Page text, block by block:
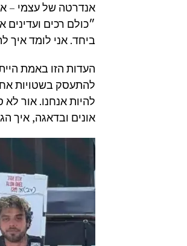
אנדרטה של עצמי –
״כולם רכים ועדינים
ביחד. אני לומד איך
העדות הזו באמת
להתעסק בשטויות
להיות אנחנו. אור
אונים ובדאגה, איך